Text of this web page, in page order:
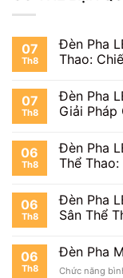
07
Th8
Đèn Pha
Thao:
07
Th8
Đèn Pha
Giải Pháp
06
Th8
Đèn Pha
Thể
06
Th8
Đèn Pha
Sân Thể
06
Th8
Đèn Pha
Chức năng